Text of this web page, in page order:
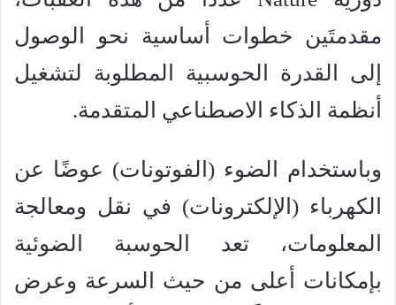
مقدمتَين خطوات أساسية نحو الوصول
إلى القدرة الحوسبية المطلوبة لتشغيل
أنظمة الذكاء الاصطناعي المتقدمة.
وباستخدام الضوء (الفوتونات) عوضًا عن
الكهرباء (الإلكترونات) في نقل ومعالجة
المعلومات، تعد الحوسبة الضوئية
بإمكانات أعلى من حيث السرعة وعرض